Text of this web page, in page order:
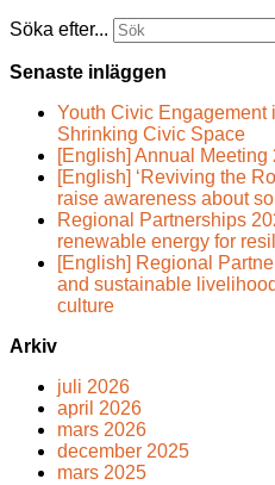
Söka efter...
Senaste inläggen
Youth Civic Engagement
Shrinking Civic Space
[English] Annual Meeting
[English] ‘Reviving the
raise awareness about
Regional Partnerships
renewable energy for
[English] Regional
and sustainable
culture
Arkiv
juli 2026
april 2026
mars 2026
december 2025
mars 2025